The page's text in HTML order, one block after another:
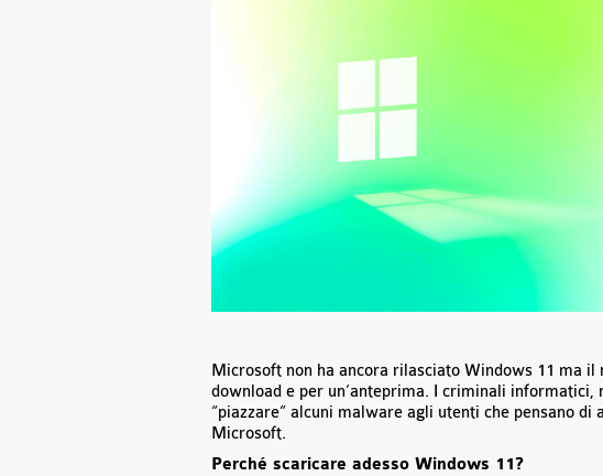
Microsoft non ha ancora rilasciato Windows 11 ma
download e per un’anteprima. I criminali
“piazzare” alcuni malware agli utenti che pensano
Microsoft.
Perché scaricare adesso Windows 11?